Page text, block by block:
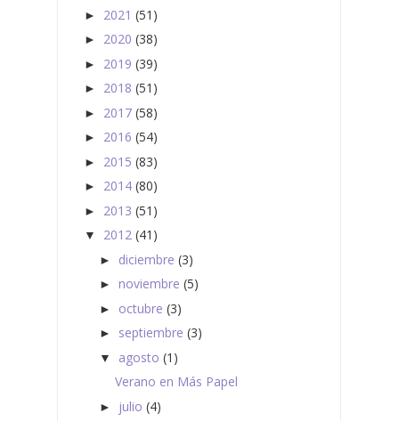
► 2021 (51)
► 2020 (38)
► 2019 (39)
► 2018 (51)
► 2017 (58)
► 2016 (54)
► 2015 (83)
► 2014 (80)
► 2013 (51)
▼ 2012 (41)
► diciembre (3)
► noviembre (5)
► octubre (3)
► septiembre (3)
▼ agosto (1)
Verano en Más Papel
► julio (4)